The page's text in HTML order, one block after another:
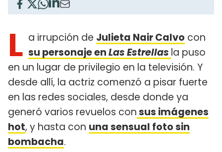
L a irrupción de Julieta Nair Calvo con
su personaje enLas Estrellas la puso
en un lugar de privilegio en la televisión. Y
desde allí, la actriz comenzó a pisar fuerte
en las redes sociales, desde donde ya
generó varios revuelos consus imágenes
hot, y hasta con una sensual foto sin
bombacha.